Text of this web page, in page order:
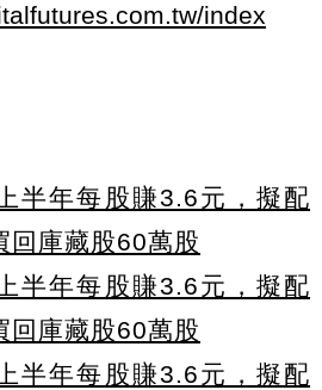
index
半年每股賺3.6元，擬配
回庫藏股60萬股
半年每股賺3.6元，擬配
回庫藏股60萬股
半年每股賺3.6元，擬配